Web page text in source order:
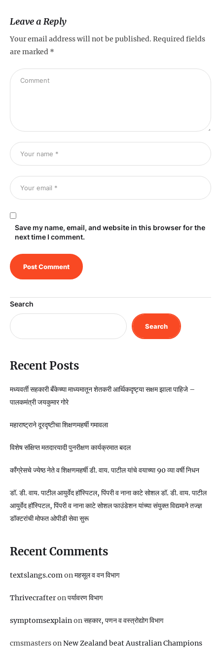
Leave a Reply
Your email address will not be published. Required fields
are marked *
Save my name, email, and website in this browser for the
next time I comment.
Search
Search
Recent Posts
मध्यवर्ती सहकारी बँकेच्या माध्यमातून शेतकरी आर्थिकदृष्ट्या सक्षम झाला पाहिजे –
पालकमंत्री जयकुमार गोरे
महाराष्ट्राने दूरदृष्टीचा शिक्षणमहर्षी गमावला
विशेष संक्षिप्त मतदारयादी पुनरीक्षण कार्यक्रमात बदल
काँग्रेसचे ज्येष्ठ नेते व शिक्षणमहर्षी डी. वाय. पाटील यांचे वयाच्या 90 व्या वर्षी निधन
डॉ. डी. वाय. पाटील आयुर्वेद हॉस्पिटल, पिंपरी व नाना काटे सोशल डॉ. डी. वाय. पाटील
आयुर्वेद हॉस्पिटल, पिंपरी व नाना काटे सोशल फाउंडेशन यांच्या संयुक्त विद्यमाने तज्ज्ञ
डॉक्टरांची मोफत ओपीडी सेवा सुरू
Recent Comments
textslangs.comonमहसूल व वन विभाग
Thrivecrafteronपर्यावरण विभाग
symptomsexplainonसहकार, पणन व वस्‍त्रोद्योग विभाग
cmsmastersonNew Zealand beat Australian Champions